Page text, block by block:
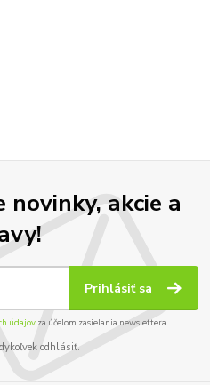
akcie a
Prihlásiť sa
údajov za účelom zasielania newslettera.
odhlásiť.